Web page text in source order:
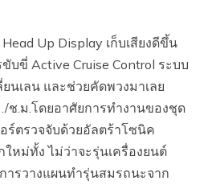
Up Display เก็บเสียงดีขึ้น
บขี่ Active Cruise Control ระบบ
นเลน และช่วยคัดพวงมาเลย
ช.ม.โดยอาศัยการทำงานของชุด
ร์ตรวจจับด้วยอัลตร้าโซนิค
หม่ทั้ง ไม่ว่าจะรุ่นเครื่องยนต์
ารวางแผนทำรุ่นสมรถนะจาก